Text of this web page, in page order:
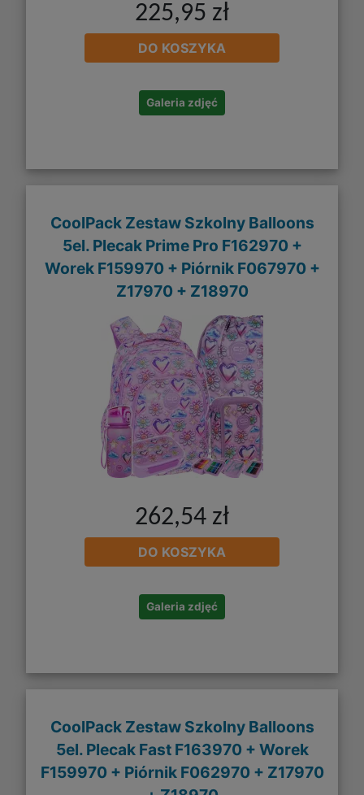
225,95 zł
DO KOSZYKA
Galeria zdjęć
CoolPack Zestaw Szkolny Balloons
5el. Plecak Prime Pro F162970 +
Worek F159970 + Piórnik F067970 +
Z17970 + Z18970
262,54 zł
DO KOSZYKA
Galeria zdjęć
CoolPack Zestaw Szkolny Balloons
5el. Plecak Fast F163970 + Worek
F159970 + Piórnik F062970 + Z17970